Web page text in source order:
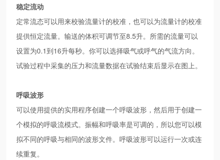
稳定流动
定常流态可以用来校验流量计的校准，也可以为流量计的校准
提供恒定流量。输送的体积可调节至8.5升。所需的流量可以
设置为0.1到16升每秒。你可以选择吸气或呼气的气流方向。
试验过程中采集的压力和流量数据在试验结束后显示在图上。
呼吸波形
可以使用提供的实用程序创建一个呼吸波形，然后用于创建一
个模拟的呼吸流模式。振幅和呼吸率是可调的，所以您可以模
拟不同的呼吸与相同的波形文件。呼吸波形可以运行一次或连
续重复。